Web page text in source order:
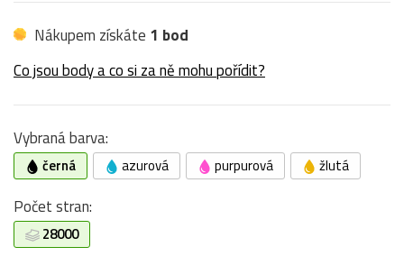
Nákupem získáte 1 bod
Co jsou body a co si za ně mohu pořídit?
Vybraná barva:
černá azurová purpurová žlutá
Počet stran:
28000